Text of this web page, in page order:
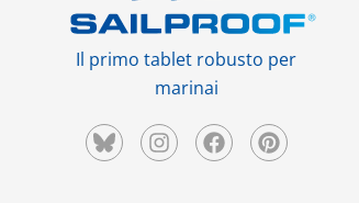
Il primo tablet robusto per
marinai